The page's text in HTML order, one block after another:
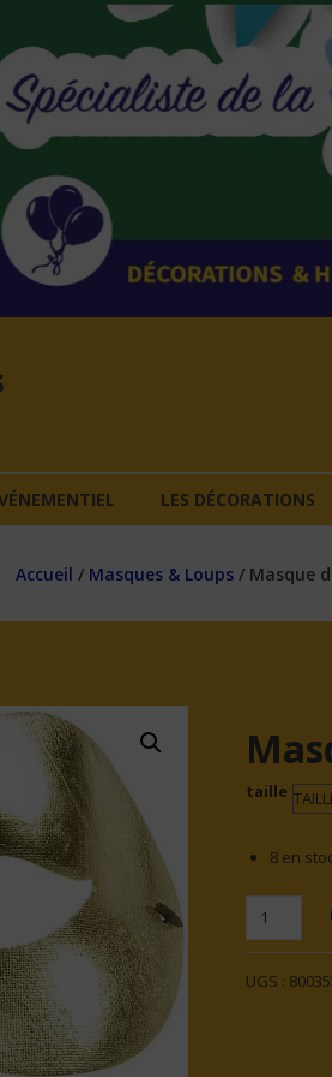
LES DÉCORATIONS
Accueil / Masques & Loups/ Masque
taille
8 en
quantité
de
doré
UGS :